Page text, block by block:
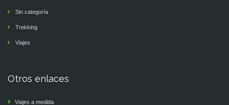
Sin categoría
Trekking
Viajes
Otros enlaces
Viajes a medida